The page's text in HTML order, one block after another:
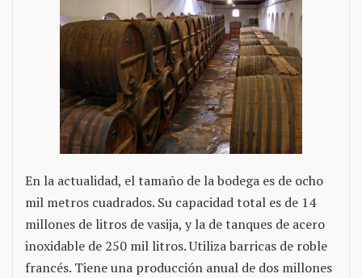
En la actualidad, el tamaño de la bodega es de ocho
mil metros cuadrados. Su capacidad total es de 14
millones de litros de vasija, y la de tanques de acero
inoxidable de 250 mil litros. Utiliza barricas de roble
francés. Tiene una producción anual de dos millones